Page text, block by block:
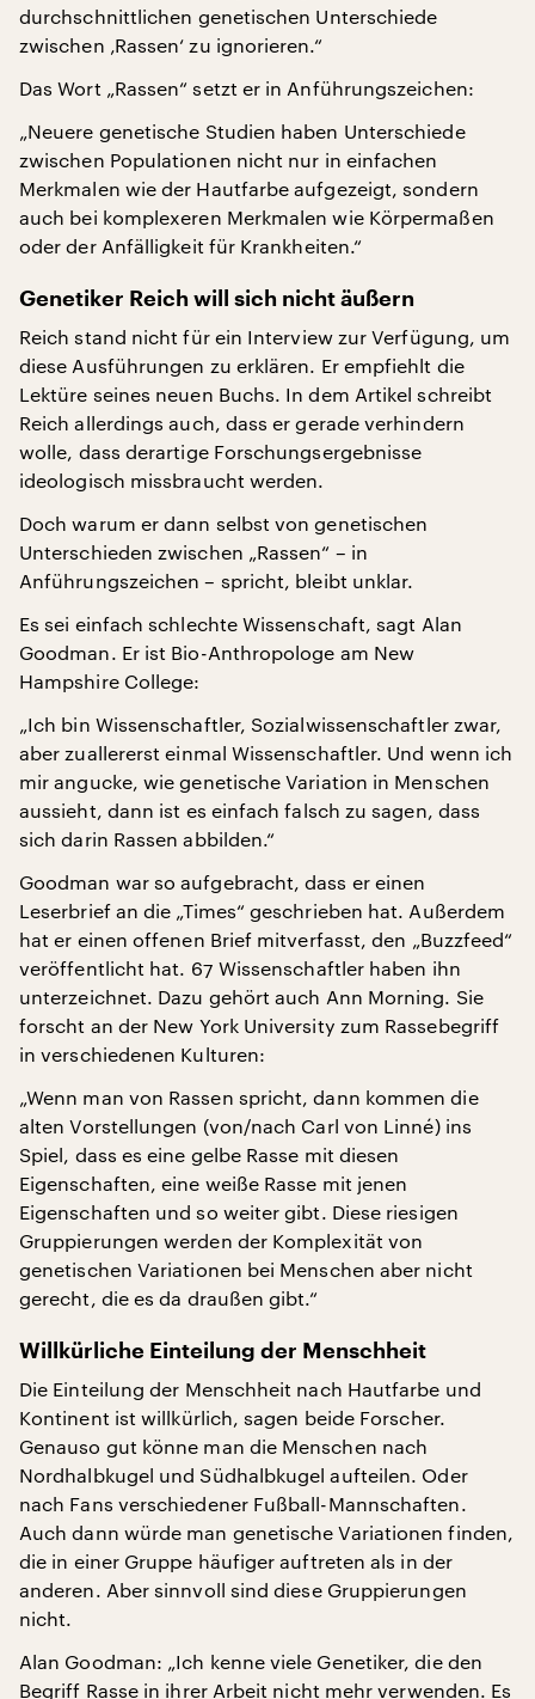
durchschnittlichen genetischen Unterschiede
zwischen ‚Rassen‘ zu ignorieren.“
Das Wort „Rassen“ setzt er in Anführungszeichen:
„Neuere genetische Studien haben Unterschiede
zwischen Populationen nicht nur in einfachen
Merkmalen wie der Hautfarbe aufgezeigt, sondern
auch bei komplexeren Merkmalen wie Körpermaßen
oder der Anfälligkeit für Krankheiten.“
Genetiker Reich will sich nicht äußern
Reich stand nicht für ein Interview zur Verfügung, um
diese Ausführungen zu erklären. Er empfiehlt die
Lektüre seines neuen Buchs. In dem Artikel schreibt
Reich allerdings auch, dass er gerade verhindern
wolle, dass derartige Forschungsergebnisse
ideologisch missbraucht werden.
Doch warum er dann selbst von genetischen
Unterschieden zwischen „Rassen“ – in
Anführungszeichen – spricht, bleibt unklar.
Es sei einfach schlechte Wissenschaft, sagt Alan
Goodman. Er ist Bio-Anthropologe am New
Hampshire College:
„Ich bin Wissenschaftler, Sozialwissenschaftler zwar,
aber zuallererst einmal Wissenschaftler. Und wenn ich
mir angucke, wie genetische Variation in Menschen
aussieht, dann ist es einfach falsch zu sagen, dass
sich darin Rassen abbilden.“
Goodman war so aufgebracht, dass er einen
Leserbrief an die „Times“ geschrieben hat. Außerdem
hat er einen offenen Brief mitverfasst, den „Buzzfeed“
veröffentlicht hat. 67 Wissenschaftler haben ihn
unterzeichnet. Dazu gehört auch Ann Morning. Sie
forscht an der New York University zum Rassebegriff
in verschiedenen Kulturen:
„Wenn man von Rassen spricht, dann kommen die
alten Vorstellungen (von/nach Carl von Linné) ins
Spiel, dass es eine gelbe Rasse mit diesen
Eigenschaften, eine weiße Rasse mit jenen
Eigenschaften und so weiter gibt. Diese riesigen
Gruppierungen werden der Komplexität von
genetischen Variationen bei Menschen aber nicht
gerecht, die es da draußen gibt.“
Willkürliche Einteilung der Menschheit
Die Einteilung der Menschheit nach Hautfarbe und
Kontinent ist willkürlich, sagen beide Forscher.
Genauso gut könne man die Menschen nach
Nordhalbkugel und Südhalbkugel aufteilen. Oder
nach Fans verschiedener Fußball-Mannschaften.
Auch dann würde man genetische Variationen finden,
die in einer Gruppe häufiger auftreten als in der
anderen. Aber sinnvoll sind diese Gruppierungen
nicht.
Alan Goodman: „Ich kenne viele Genetiker, die den
Begriff Rasse in ihrer Arbeit nicht mehr verwenden. Es